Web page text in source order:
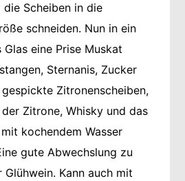
die Scheiben in die
schneiden. Nun in ein
eine Prise Muskat
Sternanis, Zucker
Zitronenscheiben,
Zitrone, Whisky und das
kochendem Wasser
gute Abwechslung zu
Glühwein. Kann auch mit